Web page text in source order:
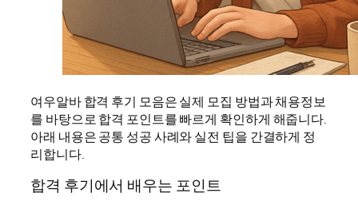
여우알바 합격 후기 모음은 실제 모집 방법과 채용정보
를 바탕으로 합격 포인트를 빠르게 확인하게 해줍니다.
아래 내용은 공통 성공 사례와 실전 팁을 간결하게 정
리합니다.
합격 후기에서 배우는 포인트